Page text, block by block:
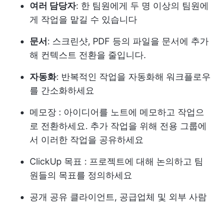
여러 담당자: 한 팀원에게 두 명 이상의 팀원에
게 작업을 맡길 수 있습니다
문서 : 스크린샷, PDF 등의 파일을 문서에 추가
해 컨텍스트 전환을 줄입니다.
자동화: 반복적인 작업을 자동화해 워크플로우
를 간소화하세요
메모장 : 아이디어를 노트에 메모하고 작업으
로 전환하세요. 추가 작업을 위해 전용 그룹에
서 이러한 작업을 공유하세요
ClickUp 목표 : 프로젝트에 대해 논의하고 팀
원들의 목표를 정의하세요
공개 공유 클라이언트, 공급업체 및 외부 사람